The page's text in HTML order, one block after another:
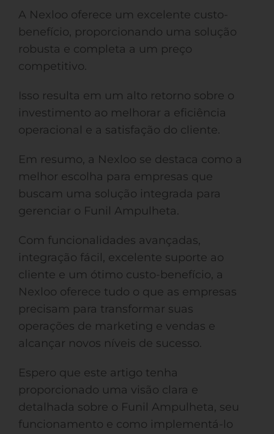
A Nexloo oferece um excelente custo-
benefício, proporcionando uma solução
robusta e completa a um preço
competitivo.
Isso resulta em um alto retorno sobre o
investimento ao melhorar a eficiência
operacional e a satisfação do cliente.
Em resumo, a Nexloo se destaca como a
melhor escolha para empresas que
buscam uma solução integrada para
gerenciar o Funil Ampulheta.
Com funcionalidades avançadas,
integração fácil, excelente suporte ao
cliente e um ótimo custo-benefício, a
Nexloo oferece tudo o que as empresas
precisam para transformar suas
operações de marketing e vendas e
alcançar novos níveis de sucesso.
Espero que este artigo tenha
proporcionado uma visão clara e
detalhada sobre o Funil Ampulheta, seu
funcionamento e como implementá-lo